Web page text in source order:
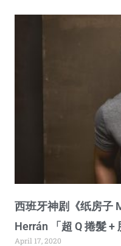
西班牙神剧《纸房子
Herrán 「超 Q 捲髮 +
April 17, 2020